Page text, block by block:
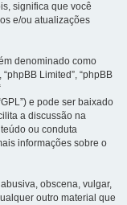
significa que você
e/ou atualizações
denominado como
“phpBB Limited”, “phpBB
e pode ser baixado
a discussão na
ou conduta
informações sobre o
obscena, vulgar,
outro material que